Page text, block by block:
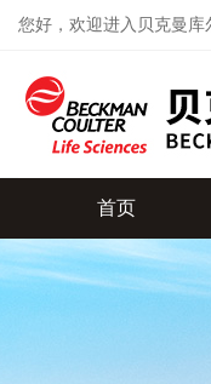
您好，欢迎进入贝克曼库
首页